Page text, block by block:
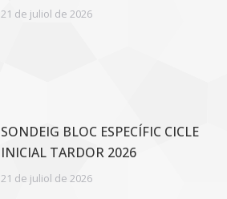
21 de juliol de 2026
SONDEIG BLOC ESPECÍFIC CICLE
INICIAL TARDOR 2026
21 de juliol de 2026